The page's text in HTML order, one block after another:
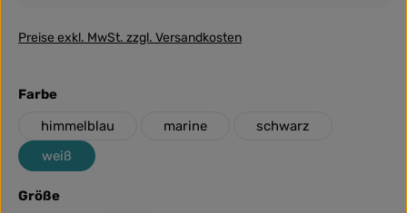
Preise exkl. MwSt. zzgl. Versandkosten
Farbeauswählen
himmelblau
marine
schwarz
weiß
Größeauswählen